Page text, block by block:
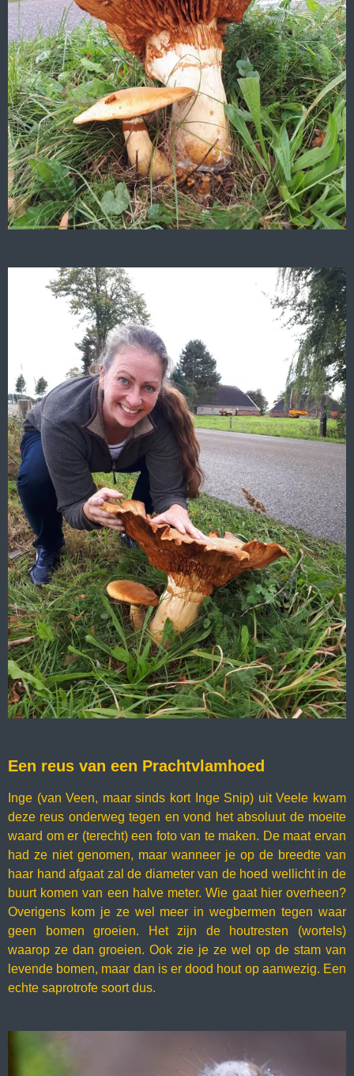
Een reus van een Prachtvlamhoed
Inge (van Veen, maar sinds kort Inge Snip) uit Veele kwam
deze reus onderweg tegen en vond het absoluut de moeite
waard om er (terecht) een foto van te maken. De maat ervan
had ze niet genomen, maar wanneer je op de breedte van
haar hand afgaat zal de diameter van de hoed wellicht in de
buurt komen van een halve meter. Wie gaat hier overheen?
Overigens kom je ze wel meer in wegbermen tegen waar
geen bomen groeien. Het zijn de houtresten (wortels)
waarop ze dan groeien. Ook zie je ze wel op de stam van
levende bomen, maar dan is er dood hout op aanwezig. Een
echte saprotrofe soort dus.